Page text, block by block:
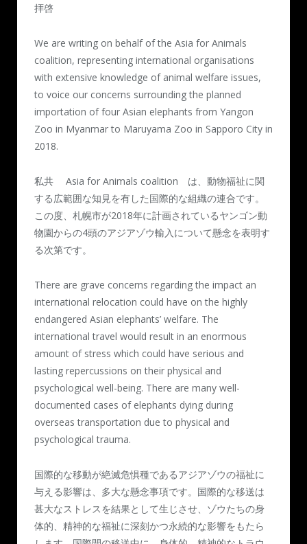
拝啓
We are writing on behalf of the Asia for Animals
coalition, representing international organisations
with extensive knowledge of animal welfare issues,
to voice our concerns surrounding the planned
importation of four Asian elephants from Yangon
Zoo in Myanmar to Maruyama Zoo in Sapporo City in
2018.
私共 Asia for Animals coalition は、動物福祉に関
する広範囲な知見を有した国際的な組織の連合です。
この度、札幌市が2018年に計画されているヤンゴン動
物園からの4頭のアジアゾウ輸入について懸念を表明す
る次第です。
There are grave concerns regarding the impact an
international relocation could have on the highly
endangered Asian elephants’ welfare. The
international travel would result in an enormous
amount of stress which could have serious and
lasting repercussions on their physical and
psychological well-being. There are many well-
documented cases of elephants dying during
overseas transportation due to physical and
psychological trauma.
国際的な移動が絶滅危惧種であるアジアゾウの福祉に
与える影響は、多大な懸念事項です。国際的な移送は
甚大なストレスを結果として生じさせ、ゾウたちの身
体的、精神的な福祉に深刻かつ永続的な影響をもたら